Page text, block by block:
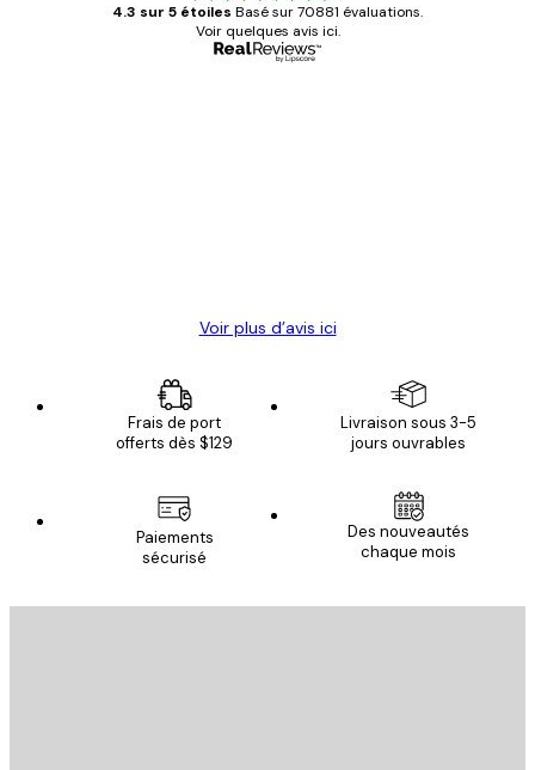
4.3 sur 5 étoiles Basé sur 70881 évaluations.
Voir quelques avis ici.
Voir plus d’avis ici
Frais de port
offerts dès $129
Livraison sous 3-5
jours ouvrables
Paiements
sécurisé
Des nouveautés
chaque mois